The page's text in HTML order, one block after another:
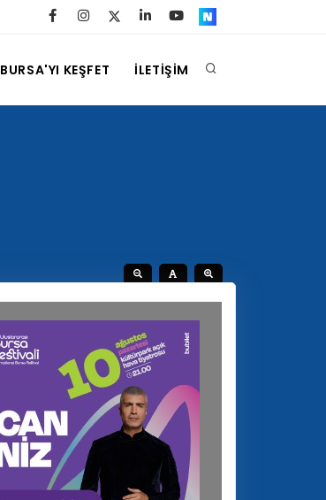
BURSA'YI KEŞFET İLETİŞİM